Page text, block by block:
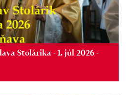
Stolárika - 1. júl 2026 -